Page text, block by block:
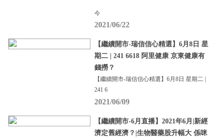
今
2021/06/22
【繼續開市-瑞信信心精選】6月8日 星
期二 | 241 6618 阿里健康 京東健康有
錢撈？
【繼續開市-瑞信信心精選】6月8日 星期二 |
241 6
2021/06/09
【繼續開市-6月直播】2021年6月|新經
濟定舊經濟？|生物醫藥股升幅大 係咪